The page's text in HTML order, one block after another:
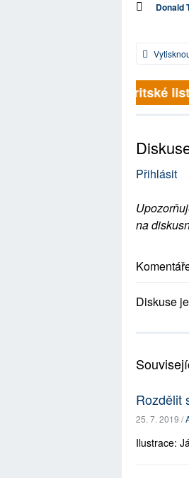
Donald
Britské
Přihlásit
na
Diskuse
Rozdělit
25. 7. 2019 /
Ilustrace: